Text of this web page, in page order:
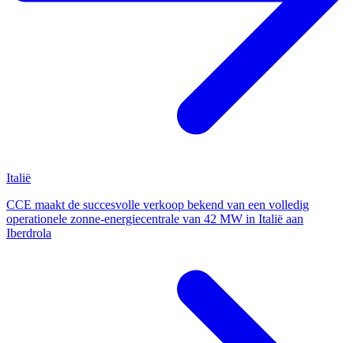
Italië
CCE maakt de succesvolle verkoop bekend van een volledig
operationele zonne-energiecentrale van 42 MW in Italië aan
Iberdrola